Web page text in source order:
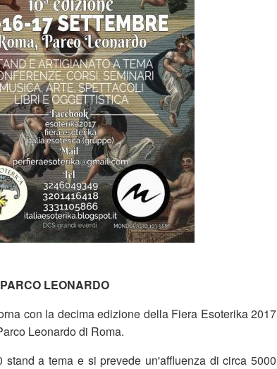
LEONARDO
con la decima edizione della Fiera Esoterika 2017
Leonardo di Roma.
stand a tema e si prevede un'affluenza di circa 5000